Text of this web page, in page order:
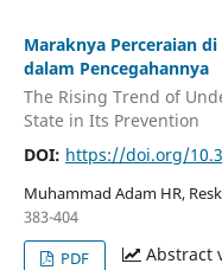
Maraknya Perceraian
dalam Pencegahannya
The Rising Trend of
State in Its Prevention
DOI: https://doi.org/
Muhammad Adam HR,
383-404
PDF
Abstract